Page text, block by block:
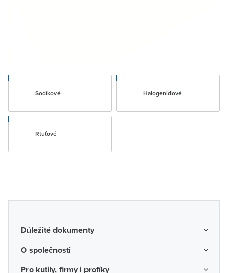
Sodíkové Halogenidové
Rtuťové
Důležité dokumenty
Obchodní podmínky
O společnosti
O nás
Pro kutily, firmy i profíky